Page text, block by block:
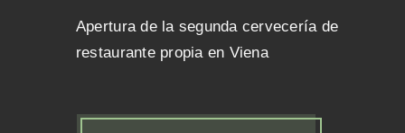
Apertura de la segunda cervecería de
restaurante propia en Viena